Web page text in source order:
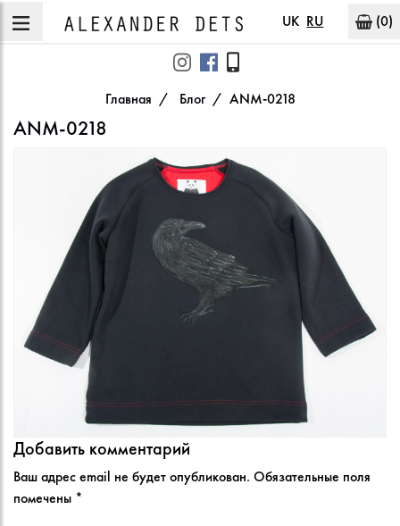
UK RU (0)
Главная Блог ANM-0218
ANM-0218
Добавить комментарий
Ваш адрес email не будет опубликован. Обязательные поля
помечены *